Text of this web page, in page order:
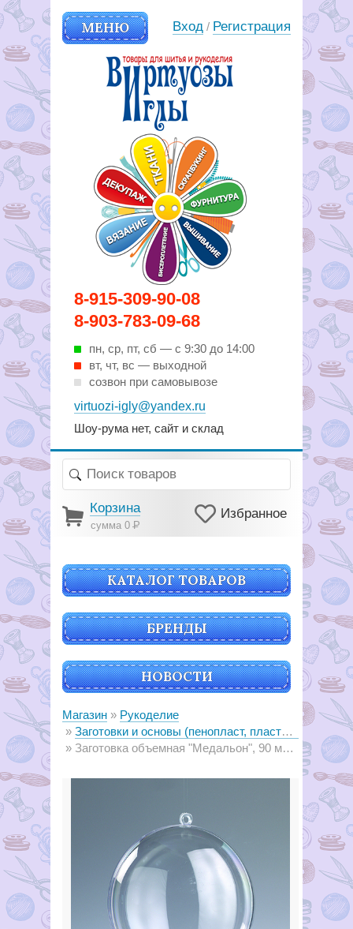
8-915-309-90-08
8-903-783-09-68
пн, ср, пт, cб — с 9:30 до 14:00
вт, чт, вс — выходной
созвон при самовывозе
virtuozi-igly@yandex.ru
Шоу-рума нет, сайт и склад
МЕНЮ
Вирутозы иглы. Товары для
шитья и рукоделья
Вход / Регистрация
Корзина
сумма 0Р
Избранное
КАТАЛОГ ТОВАРОВ
БРЕНДЫ
НОВОСТИ
Магазин
Рукоделие
Заготовки и основы (пенопласт, пластик, металл, дерево)
Заготовка объемная "Медальон", 90 мм К8А